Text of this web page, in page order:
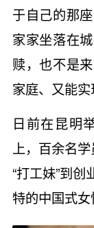
于自己的那
家家坐落在
赎，也不是
家庭、又能实
日前在昆明
上，百余名
“打工妹”到
特的中国式女